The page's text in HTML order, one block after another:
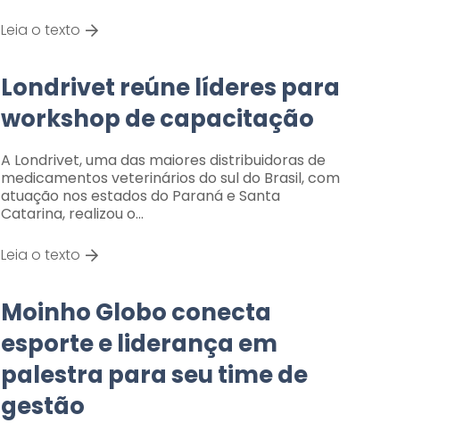
Leia o texto
Londrivet reúne líderes para
workshop de capacitação
A Londrivet, uma das maiores distribuidoras de
medicamentos veterinários do sul do Brasil, com
atuação nos estados do Paraná e Santa
Catarina, realizou o…
Leia o texto
Moinho Globo conecta
esporte e liderança em
palestra para seu time de
gestão